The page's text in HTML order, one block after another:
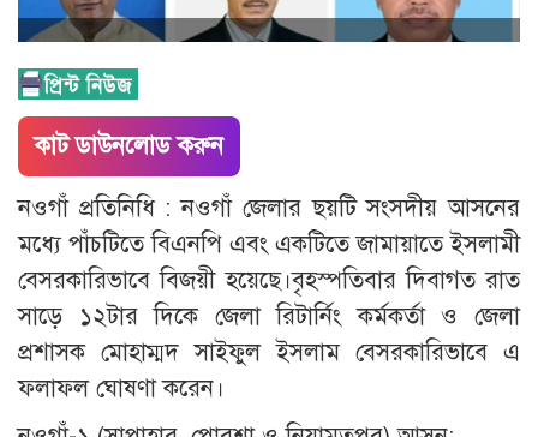
কাট ডাউনলোড করুন
নওগাঁ প্রতিনিধি : নওগাঁ জেলার ছয়টি সংসদীয় আসনের
মধ্যে পাঁচটিতে বিএনপি এবং একটিতে জামায়াতে ইসলামী
বেসরকারিভাবে বিজয়ী হয়েছে।বৃহস্পতিবার দিবাগত রাত
সাড়ে ১২টার দিকে জেলা রিটার্নিং কর্মকর্তা ও জেলা
প্রশাসক মোহাম্মদ সাইফুল ইসলাম বেসরকারিভাবে এ
ফলাফল ঘোষণা করেন।